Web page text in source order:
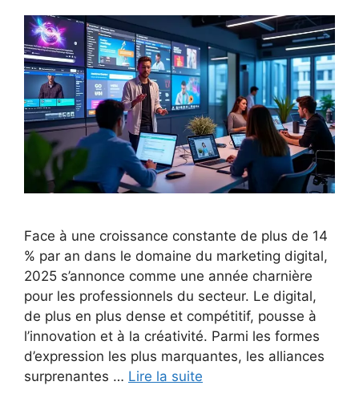
Face à une croissance constante de plus de 14
% par an dans le domaine du marketing digital,
2025 s’annonce comme une année charnière
pour les professionnels du secteur. Le digital,
de plus en plus dense et compétitif, pousse à
l’innovation et à la créativité. Parmi les formes
d’expression les plus marquantes, les alliances
surprenantes … Lire la suite